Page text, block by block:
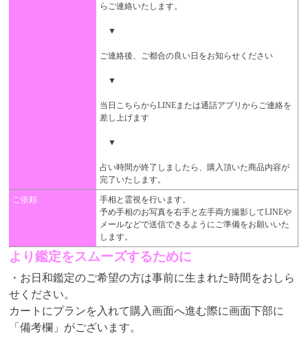
らご連絡いたします。
▼
ご連絡後、ご都合の良い日をお知らせください
▼
当日こちらからLINEまたは通話アプリからご連絡を
差し上げます
▼
占い時間が終了しましたら、購入頂いた商品内容が
完了いたします。
ご依頼
手相と霊視を行います。
予め手相のお写真を右手と左手両方撮影してLINEや
メールなどで送信できるようにご準備をお願いいた
します。
より鑑定をスムーズするために
・お日和鑑定のご希望の方は事前に生まれた時間をおしら
せください。
カートにプランを入れて購入画面へ進む際に画面下部に
「備考欄」がございます。